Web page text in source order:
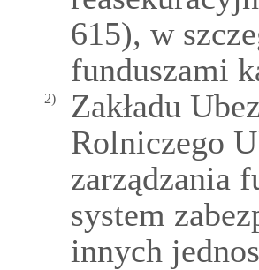
615), w
funduszami
2)
Zakładu
Rolniczego
zarządzania
system
innych